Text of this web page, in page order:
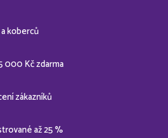
koberců
000 Kč zdarma
zákazníků
až 25 %